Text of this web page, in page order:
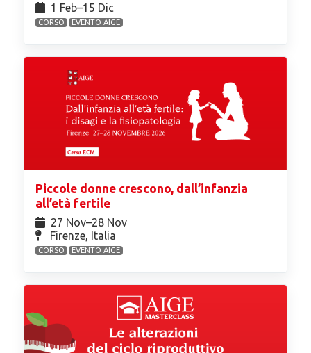
1 Feb⁠–15 Dic
CORSO EVENTO AIGE
Piccole donne crescono, dall’infanzia
all’età fertile
27 Nov⁠–28 Nov
Firenze, Italia
CORSO EVENTO AIGE